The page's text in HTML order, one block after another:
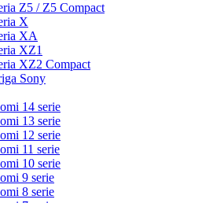
Z5 / Z5 Compact
X
XA
XZ1
XZ2 Compact
Sony
14 serie
13 serie
12 serie
11 serie
10 serie
9 serie
8 serie